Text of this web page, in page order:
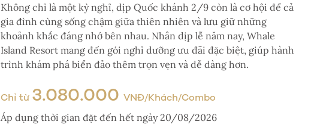
Không chỉ là một kỳ nghỉ, dịp Quốc khánh 2/9 còn là cơ hội để cả
gia đình cùng sống chậm giữa thiên nhiên và lưu giữ những
khoảnh khắc đáng nhớ bên nhau. Nhân dịp lễ năm nay, Whale
Island Resort mang đến gói nghỉ dưỡng ưu đãi đặc biệt, giúp hành
trình khám phá biển đảo thêm trọn vẹn và dễ dàng hơn.
Chỉ từ 3.080.000 VNĐ/Khách/Combo
Áp dụng thời gian đặt đến hết ngày 20/08/2026